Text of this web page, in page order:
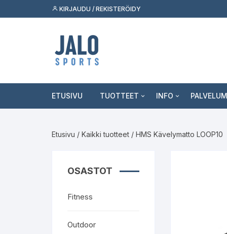
suoraan
KIRJAUDU / REKISTERÖIDY
ETUSIVU TUOTTEET
Skeittilajit
INFO
Etusivu / Kaikki tuotteet / HMS Kävelymatto LOOP10
OSASTOT
Fitness
Outdoor